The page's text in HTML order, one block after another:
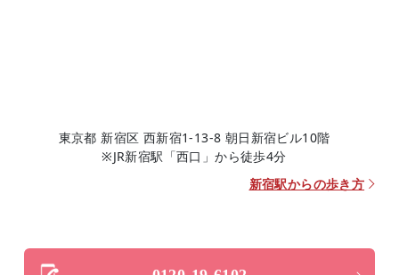
東京都 新宿区 西新宿1-13-8 朝日新宿ビル10階
※JR新宿駅「西口」から徒歩4分
新宿駅からの歩き方